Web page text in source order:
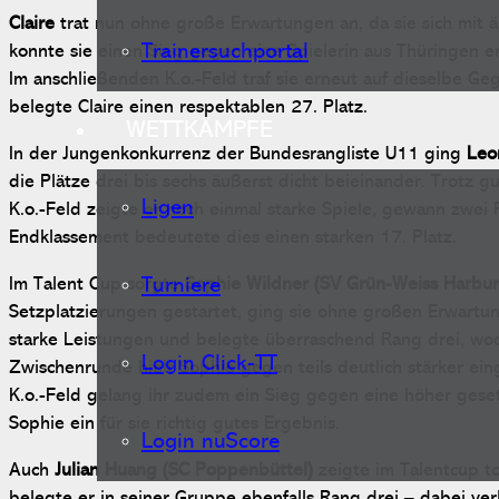
Trainersuchportal
Ligen
Turniere
Login Click-TT
Login nuScore
Claire trat nun ohne große Erwartungen an, da sie sich mit
konnte sie einen Sieg gegen eine Spielerin aus Thüringen
Im anschließenden K.o.-Feld traf sie erneut auf dieselbe
belegte Claire einen respektablen 27. Platz.
In der Jungenkonkurrenz der Bundesrangliste U11 ging
die Plätze drei bis sechs äußerst dicht beieinander. Trotz
K.o.-Feld zeigte er noch einmal starke Spiele, gewann
Endklassement bedeutete dies einen starken 17. Platz.
Im Talent Cup sorgteSophie Wildner (SV Grün-Weiss
Setzplatzierungen gestartet, ging sie ohne großen
starke Leistungen und belegte überraschend Rang drei,
Zwischenrunde hielt Sophie gegen teils deutlich stärker
K.o.-Feld gelang ihr zudem ein Sieg gegen eine höher
Sophie ein für sie richtig gutes Ergebnis.
Auch Julian Huang (SC Poppenbüttel)
zeigte im Talentcup